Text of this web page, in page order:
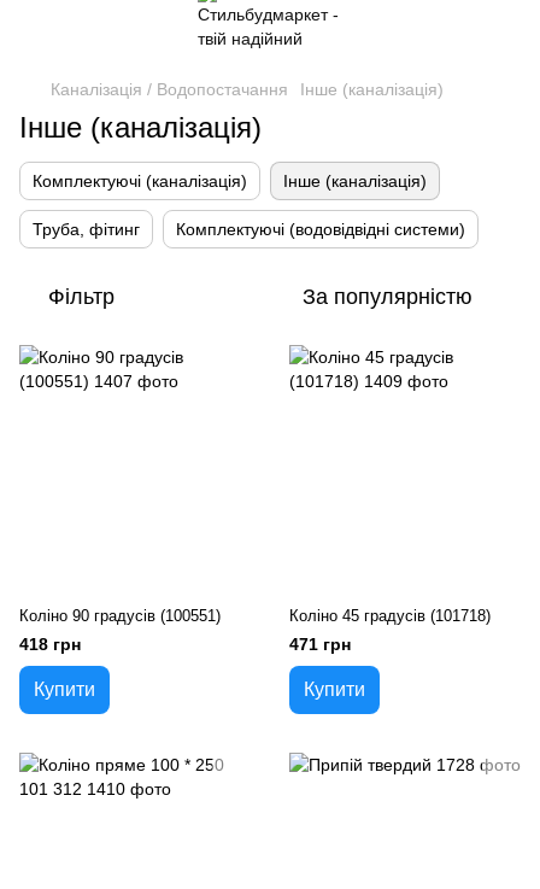
Каналізація / Водопостачання Інше (каналізація)
Інше (каналізація)
Комплектуючі (каналізація) Інше (каналізація)
Труба, фітинг Комплектуючі (водовідвідні системи)
Фільтр За популярністю
Коліно 90 градусів (100551)
418 грн
Купити
Коліно 45 градусів (101718)
471 грн
Купити